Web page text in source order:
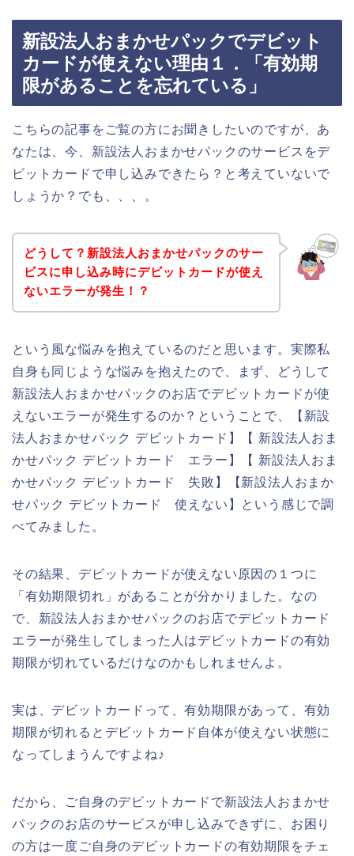
新設法人おまかせパックでデビット
カードが使えない理由１．「有効期
限があることを忘れている」
こちらの記事をご覧の方にお聞きしたいのですが、あ
なたは、今、新設法人おまかせパックのサービスをデ
ビットカードで申し込みできたら？と考えていないで
しょうか？でも、、、。
どうして？新設法人おまかせパックのサー
ビスに申し込み時にデビットカードが使え
ないエラーが発生！？
という風な悩みを抱えているのだと思います。実際私
自身も同じような悩みを抱えたので、まず、どうして
新設法人おまかせパックのお店でデビットカードが使
えないエラーが発生するのか？ということで、【新設
法人おまかせパック デビットカード】【 新設法人おま
かせパック デビットカード エラー】【 新設法人おま
かせパック デビットカード 失敗】【新設法人おまか
せパック デビットカード 使えない】という感じで調
べてみました。
その結果、デビットカードが使えない原因の１つに
「有効期限切れ」があることが分かりました。なの
で、新設法人おまかせパックのお店でデビットカード
エラーが発生してしまった人はデビットカードの有効
期限が切れているだけなのかもしれませんよ。
実は、デビットカードって、有効期限があって、有効
期限が切れるとデビットカード自体が使えない状態に
なってしまうんですよね♪
だから、ご自身のデビットカードで新設法人おまかせ
パックのお店のサービスが申し込みできずに、お困り
の方は一度ご自身のデビットカードの有効期限をチェ